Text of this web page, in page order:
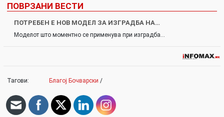
ПОВРЗАНИ ВЕСТИ
ПОТРЕБЕН Е НОВ МОДЕЛ ЗА ИЗГРАДБА НА…
Моделот што моментно се применува при изградба…
Тагови: Благој Бочварски /